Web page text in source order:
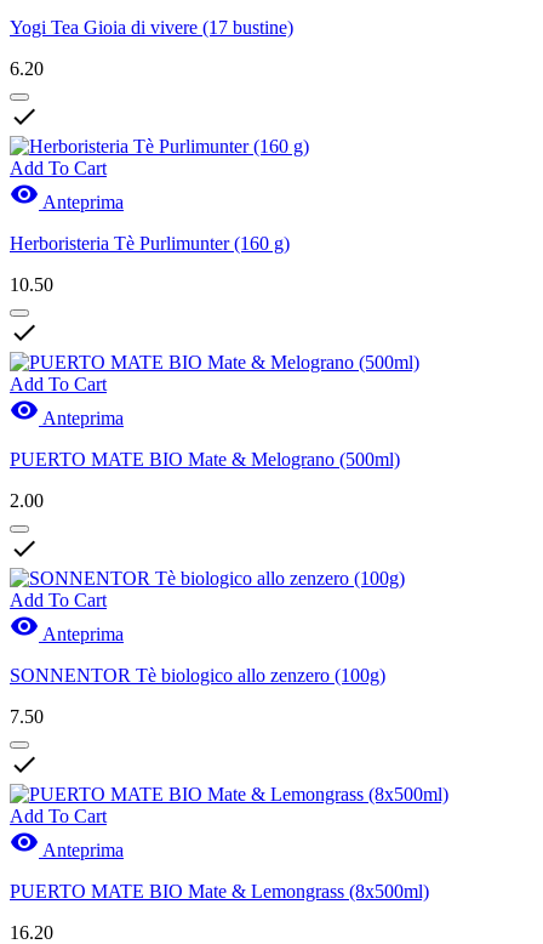
Yogi Tea Gioia di vivere (17 bustine)
6.20

Add To Cart
 Anteprima
Herboristeria Tè Purlimunter (160 g)
10.50

Add To Cart
 Anteprima
PUERTO MATE BIO Mate & Melograno (500ml)
2.00

Add To Cart
 Anteprima
SONNENTOR Tè biologico allo zenzero (100g)
7.50

Add To Cart
 Anteprima
PUERTO MATE BIO Mate & Lemongrass (8x500ml)
16.20